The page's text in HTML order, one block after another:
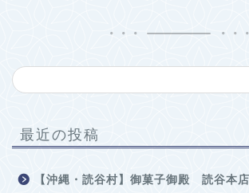
最近の投稿
【沖縄・読谷村】御菓子御殿 読谷本